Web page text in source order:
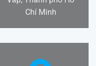
Chí Minh